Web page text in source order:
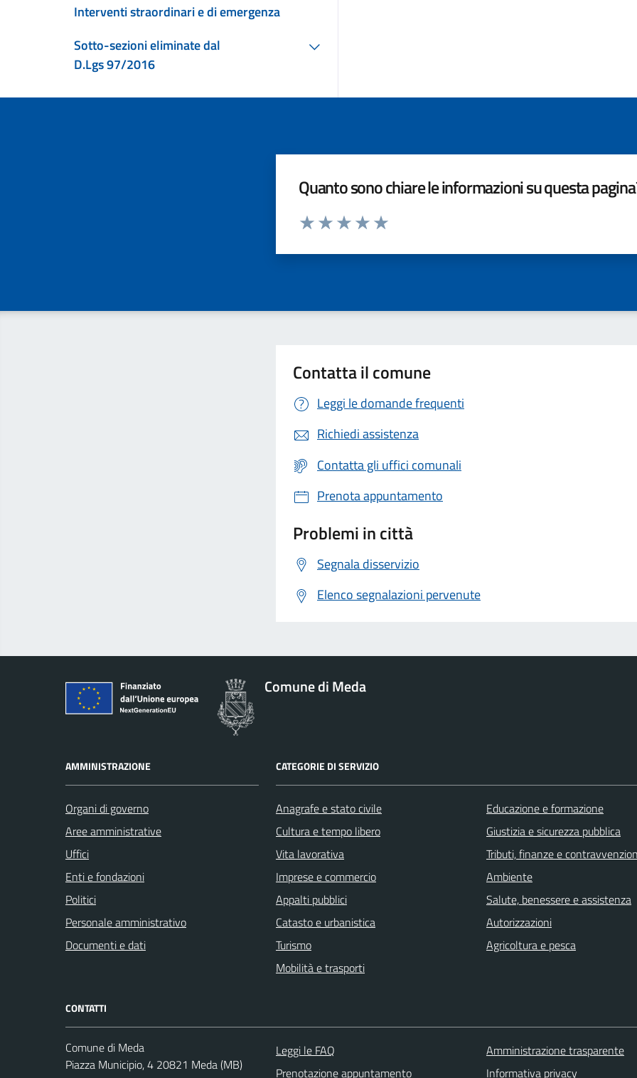
Interventi straordinari e di emergenza
Sotto-sezioni eliminate dal
D.Lgs 97/2016
Quanto sono chiare le informazioni su questa
Valuta da 1 a 5 stelle la pagina
Contatta il comune
Leggi le domande frequenti
Richiedi assistenza
Contatta gli uffici comunali
Prenota appuntamento
Problemi in città
Segnala disservizio
Elenco segnalazioni pervenute
Comune di Meda
AMMINISTRAZIONE
Organi di governo
Aree amministrative
Uffici
Enti e fondazioni
Politici
Personale amministrativo
Documenti e dati
CATEGORIE DI SERVIZIO
Anagrafe e stato civile
Cultura e tempo libero
Vita lavorativa
Imprese e commercio
Appalti pubblici
Catasto e urbanistica
Turismo
Mobilità e trasporti
Educazione e formazione
Giustizia e sicurezza pubblica
Tributi, finanze e
Ambiente
Salute, benessere e assistenza
Autorizzazioni
Agricoltura e pesca
CONTATTI
Comune di Meda
Piazza Municipio, 4 20821 Meda (MB)
Leggi le FAQ
Prenotazione appuntamento
Amministrazione trasparente
Informativa privacy